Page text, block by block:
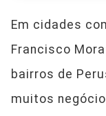
Em cidades
Francisco
bairros de
muitos